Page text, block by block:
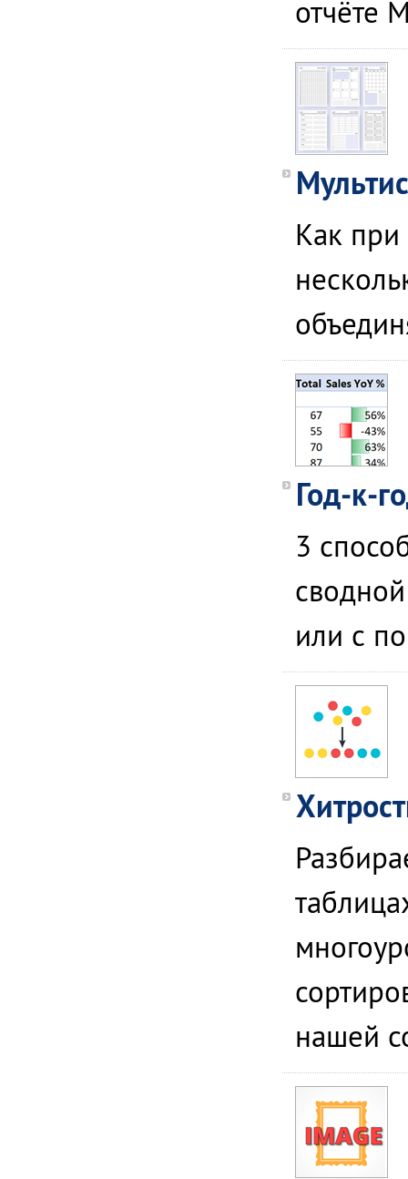
отчёте
Как
Год-к-
3
или с
нашей